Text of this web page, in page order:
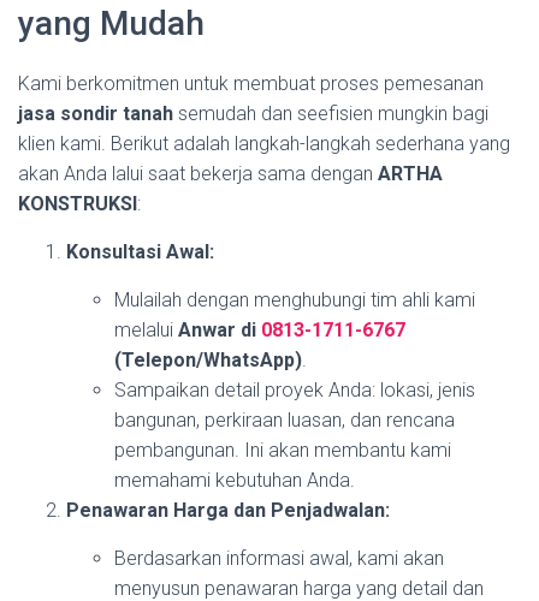
yang Mudah
Kami berkomitmen untuk membuat proses pemesanan
jasa sondir tanah semudah dan seefisien mungkin bagi
klien kami. Berikut adalah langkah-langkah sederhana yang
akan Anda lalui saat bekerja sama dengan ARTHA
KONSTRUKSI:
Konsultasi Awal:
Mulailah dengan menghubungi tim ahli kami
melalui Anwar di 0813-1711-6767
(Telepon/WhatsApp)
Sampaikan detail proyek Anda: lokasi, jenis
bangunan, perkiraan luasan, dan rencana
pembangunan. Ini akan membantu kami
memahami kebutuhan Anda.
Penawaran Harga dan Penjadwalan:
Berdasarkan informasi awal, kami akan
menyusun penawaran harga yang detail dan